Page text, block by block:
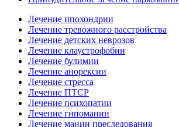
Лечение ипохондрии
Лечение тревожного расстройства
Лечение детских неврозов
Лечение клаустрофобии
Лечение булимии
Лечение анорексии
Лечение стресса
Лечение ПТСР
Лечение психопатии
Лечение гипомании
Лечение мании преследования